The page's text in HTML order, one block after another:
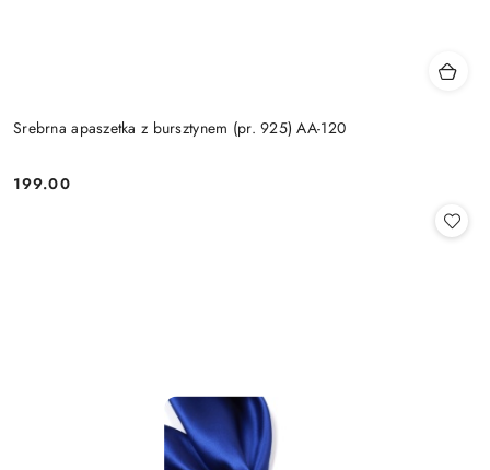
Srebrna apaszetka z bursztynem (pr. 925) AA-120
Cena:
199.00